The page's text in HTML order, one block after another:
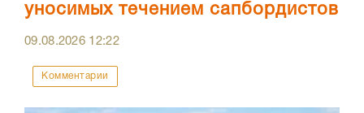
уносимых течением сапбордистов
09.08.2026 12:22
Комментарии